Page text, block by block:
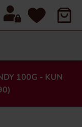
100G - KUN